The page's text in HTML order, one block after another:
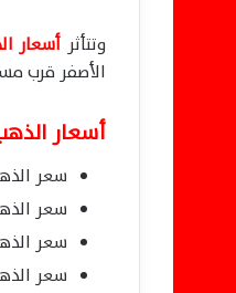
وتتأثر أسعار
الأصفر قرب
أسعار
سعر الذهب عيار 24
سعر الذهب عيار 21
سعر الذهب عيار 18
سعر الذهب عيار 14